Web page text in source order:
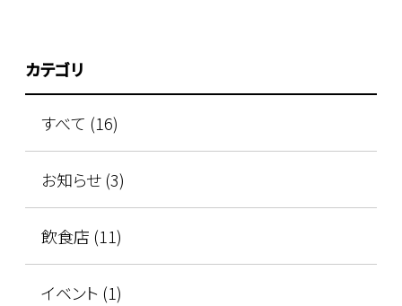
カテゴリ
すべて (16)
お知らせ (3)
飲食店 (11)
イベント (1)